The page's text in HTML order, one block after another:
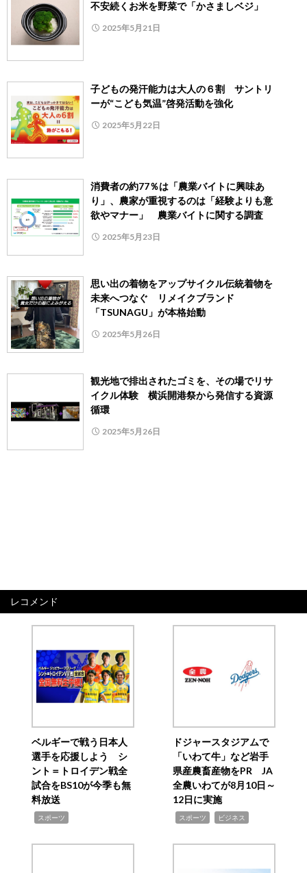
不安続くお米を野菜で「かさましベジ」
2025年5月21日
子どもの発汗能力は大人の６割 サントリ
ーが“こども気温”啓発活動を強化
2025年5月22日
消費者の約77％は「農業バイトに興味あ
り」、農家が重視するのは「経験よりも意
欲やマナー」 農業バイトに関する調査
2025年5月23日
思い出の着物をアップサイクル伝統着物を
未来へつなぐ リメイクブランド
「TSUNAGU」が本格始動
2025年5月26日
観光地で排出されたゴミを、その場でリサ
イクル体験 横浜開港祭から発信する資源
循環
2025年5月26日
レコメンド
ベルギーで戦う日本人
選手を応援しよう シ
ント＝トロイデン戦全
試合をBS10が今季も無
料放送
スポーツ
ドジャースタジアムで
「いわて牛」など岩手
県産農畜産物をPR JA
全農いわてが8月10日～
12日に実施
スポーツ ビジネス